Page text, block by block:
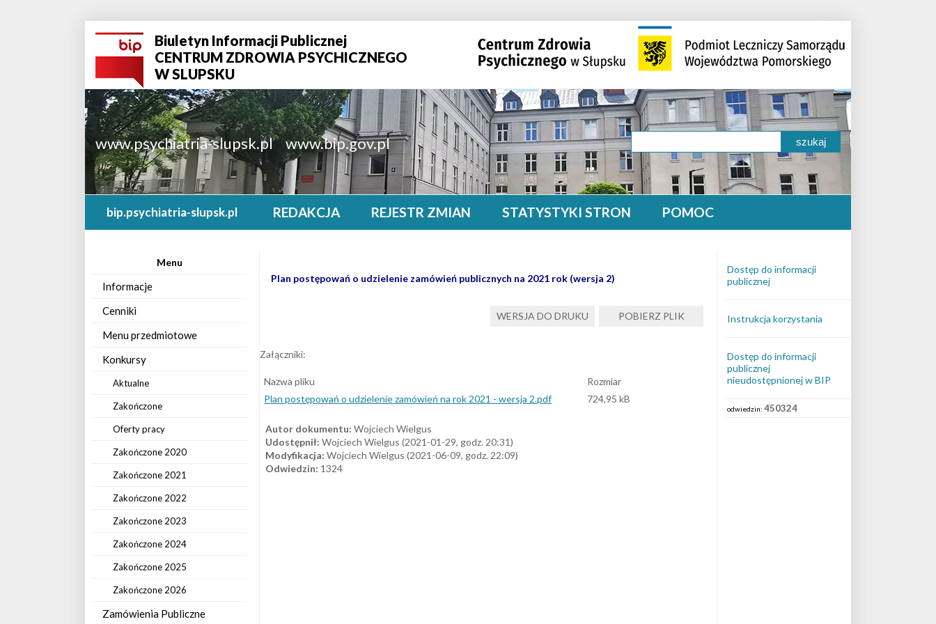
Biuletyn Informacji Publicznej
CENTRUM ZDROWIA PSYCHICZNEGO
W SLUPSKU
www.psychiatria-slupsk.pl www.bip.gov.pl
bip.psychiatria-slupsk.pl REDAKCJA REJESTR ZMIAN STATYSTYKI STRON POMOC
Menu
Informacje
Cenniki
Menu przedmiotowe
Konkursy
Aktualne
Zakończone
Oferty pracy
Zakończone 2020
Zakończone 2021
Zakończone 2022
Zakończone 2023
Zakończone 2024
Zakończone 2025
Zakończone 2026
Zamówienia Publiczne
Plan postępowań o udzielenie zamówień publicznych na 2021 rok (wersja 2)
Załączniki:
Nazwa pliku
Rozmiar
Plan postępowań o udzielenie zamówień na rok 2021 - wersja 2.pdf
724,95 kB
Autor dokumentu: Wojciech Wielgus
Udostępnił: Wojciech Wielgus (2021-01-29, godz. 20:31)
Modyfikacja: Wojciech Wielgus (2021-06-09, godz. 22:09)
Odwiedzin: 1324
Dostęp do informacji
publicznej
Instrukcja korzystania
Dostęp do informacji
publicznej
nieudostępnionej w BIP
odwiedzin: 450324